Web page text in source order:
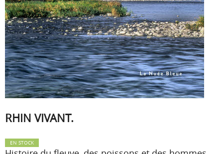
RHIN VIVANT.
EN STOCK